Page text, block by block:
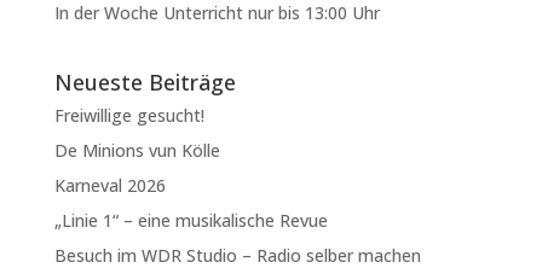
In der Woche Unterricht nur bis 13:00 Uhr
Neueste Beiträge
Freiwillige gesucht!
De Minions vun Kölle
Karneval 2026
„Linie 1“ – eine musikalische Revue
Besuch im WDR Studio – Radio selber machen